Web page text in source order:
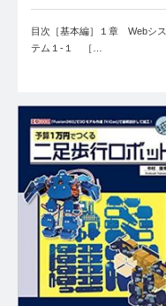
目次［基本編］１章 Webシス
テム１‐１ ［…